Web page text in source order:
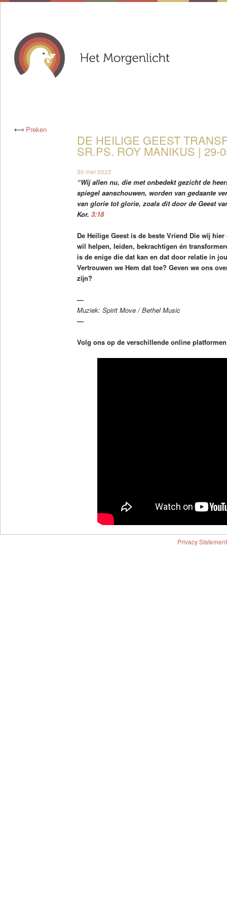
⟻ Preken
DE HEILIGE GEEST
SR.PS. ROY MANIKUS | 29-
30 mei 2022
“Wij allen nu, die met onbedekt gezicht de
spiegel aanschouwen, worden van gedaante
van glorie tot glorie, zoals dit door de Geest
Kor. 3:18
De Heilige Geest is de beste Vriend Die wij
wil helpen, leiden, bekrachtigen én
is de enige die dat kan en dat door relatie in
Vertrouwen we Hem dat toe? Geven we ons
zijn?
—
Muziek: Spirit Move / Bethel Music
—
Volg ons op de verschillende online
Privacy Statement